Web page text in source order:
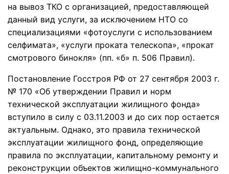
на вывоз ТКО с организацией, предоставляющей
данный вид услуги, за исключением НТО со
специализациями «фотоуслуги с использованием
селфимата», «услуги проката телескопа», «прокат
смотрового бинокля» (пп. «б» п. 506 Правил).
Постановление Госстроя РФ от 27 сентября 2003 г.
№ 170 «Об утверждении Правил и норм
технической эксплуатации жилищного фонда»
вступило в силу с 03.11.2003 и до сих пор остается
актуальным. Однако, это правила технической
эксплуатации жилищного фонд, определяющие
правила по эксплуатации, капитальному ремонту и
реконструкции объектов жилищно-коммунального